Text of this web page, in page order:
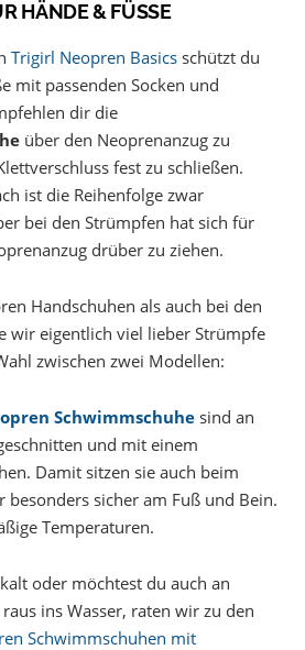
HÄNDE & FÜSSE
Trigirl Neopren Basics schützt du
mit passenden Socken und
dir die
über den Neoprenanzug zu
fest zu schließen.
ist die Reihenfolge zwar
bei den Strümpfen hat sich für
drüber zu ziehen.
Handschuhen als auch bei den
wir eigentlich viel lieber Strümpfe
zwischen zwei Modellen:
Schwimmschuhe sind an
und mit einem
Damit sitzen sie auch beim
besonders sicher am Fuß und Bein.
Temperaturen.
oder möchtest du auch an
ins Wasser, raten wir zu den
Schwimmschuhen mit